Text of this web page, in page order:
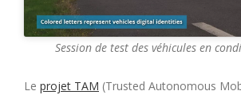
Session de test des véhicules en
Le projet TAM (Trusted Autonomous